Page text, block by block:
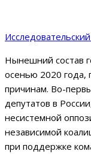
Нынешний состав
осенью 2020 года,
причинам. Во-
депутатов в
несистемной
независимой
при поддержке